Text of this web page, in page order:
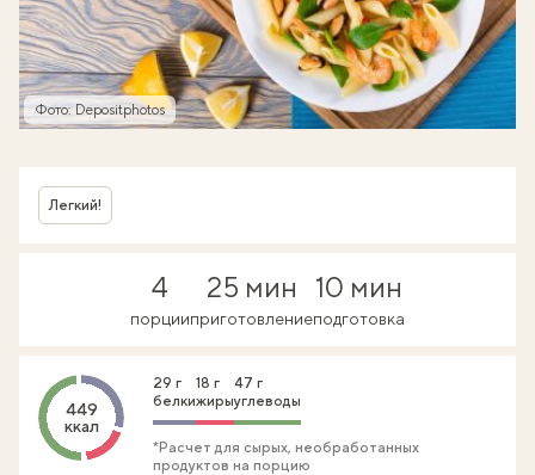
Фото: Depositphotos
Легкий!
4
порции
25 мин
приготовление
10 мин
подготовка
449
ккал
29 г
белки
18 г
жиры
47 г
углеводы
*Расчет для сырых, необработанных
продуктов на порцию